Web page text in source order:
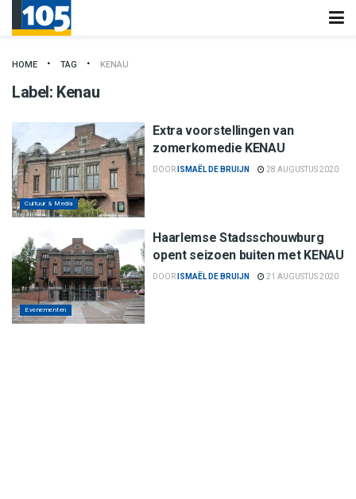
HOME TAG KENAU
Label: Kenau
Cultuur & Media
Extra voorstellingen van
zomerkomedie KENAU
DOOR ISMAËL DE BRUIJN 28 AUGUSTUS 2020
Evenementen
Haarlemse Stadsschouwburg
opent seizoen buiten met KENAU
DOOR ISMAËL DE BRUIJN 21 AUGUSTUS 2020